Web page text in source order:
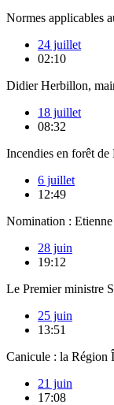
Normes applicables
24 juillet
02:10
Didier Herbillon,
18 juillet
08:32
Incendies en forêt
6 juillet
12:49
Nomination : Etienne
28 juin
19:12
Le Premier ministre
25 juin
13:51
Canicule : la Région
21 juin
17:08